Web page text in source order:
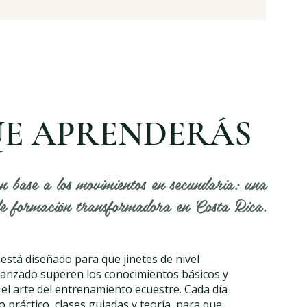
APRENDERÁS
base a los movimientos en secundaria: una
formación transformadora en Costa Rica.
diseñado para que jinetes de nivel
superen los conocimientos básicos y
arte del entrenamiento ecuestre. Cada día